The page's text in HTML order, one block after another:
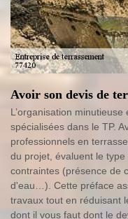
Avoir son devis de
L’organisation
spécialisées dans le TP.
professionnels en
du projet, évaluent le
contraintes (présence de
d'eau…). Cette préface
travaux tout en réduisant
dont il vous faut dont le